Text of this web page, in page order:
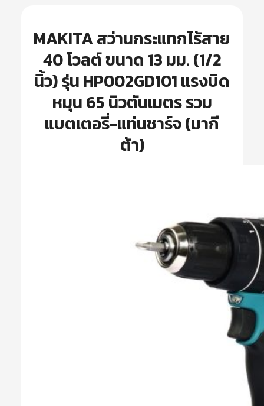
MAKITA สว่านกระแทกไร้สาย
40 โวลต์ ขนาด 13 มม. (1/2
นิ้ว) รุ่น HP002GD101 แรงบิด
หมุน 65 นิวตันเมตร รวม
แบตเตอรี่-แท่นชาร์จ (มากี
ต้า)